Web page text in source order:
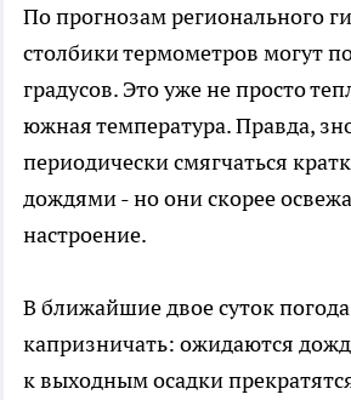
По прогнозам регионального
столбики термометров могут
градусов. Это уже не просто
южная температура. Правда,
периодически смягчаться
дождями - но они скорее
настроение.
В ближайшие двое суток
капризничать: ожидаются
к выходным осадки